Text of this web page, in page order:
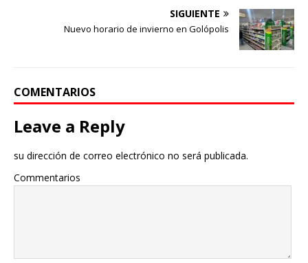
SIGUIENTE
Nuevo horario de invierno en Golópolis
COMENTARIOS
Leave a Reply
su dirección de correo electrónico no será publicada.
Commentarios